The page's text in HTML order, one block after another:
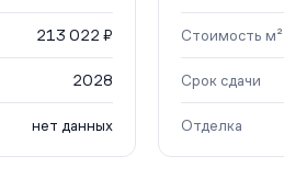
213 022 ₽
2028
нет данных
Стоимость м²
Срок сдачи
Отделка